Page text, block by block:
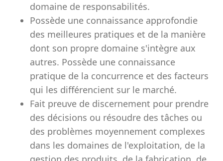
domaine de responsabilités.
Possède une connaissance approfondie
des meilleures pratiques et de la manière
dont son propre domaine s'intègre aux
autres. Possède une connaissance
pratique de la concurrence et des facteurs
qui les différencient sur le marché.
Fait preuve de discernement pour prendre
des décisions ou résoudre des tâches ou
des problèmes moyennement complexes
dans les domaines de l'exploitation, de la